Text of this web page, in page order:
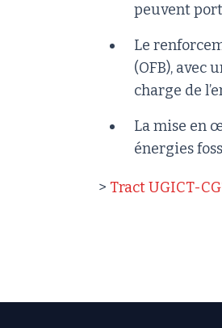
peuvent
Le
(OFB), avec
charge de
La mise en
énergies
> Tract UGICT-